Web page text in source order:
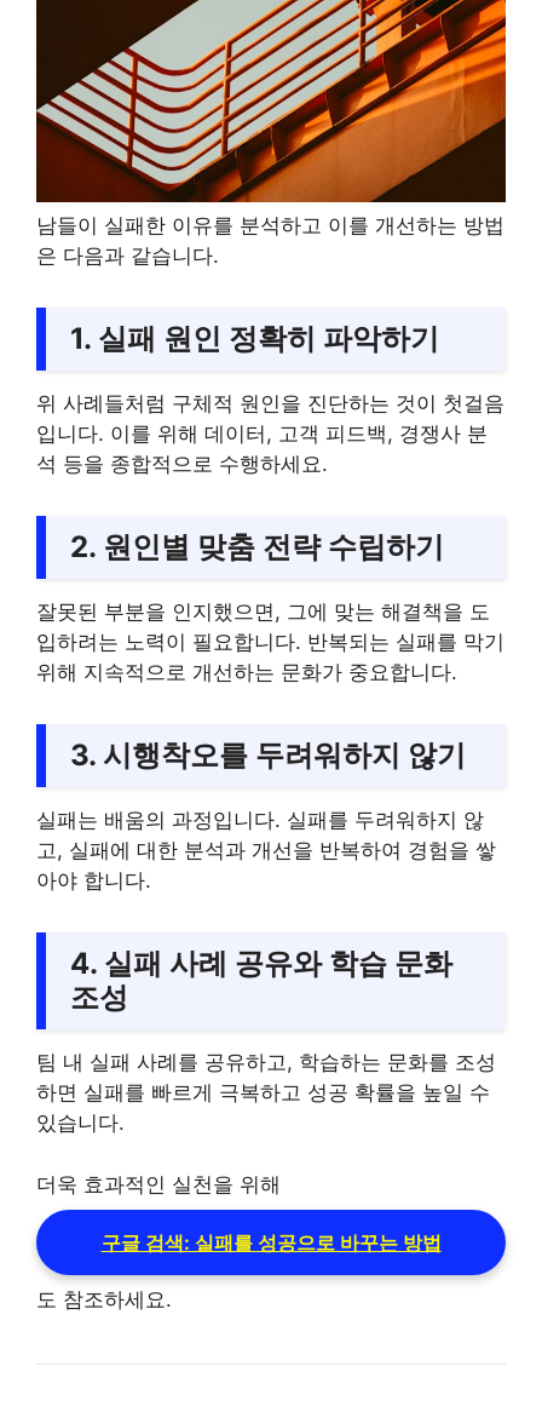
남들이 실패한 이유를 분석하고 이를 개선하는 방법
은 다음과 같습니다.
1. 실패 원인 정확히 파악하기
위 사례들처럼 구체적 원인을 진단하는 것이 첫걸음
입니다. 이를 위해 데이터, 고객 피드백, 경쟁사 분
석 등을 종합적으로 수행하세요.
2. 원인별 맞춤 전략 수립하기
잘못된 부분을 인지했으면, 그에 맞는 해결책을 도
입하려는 노력이 필요합니다. 반복되는 실패를 막기
위해 지속적으로 개선하는 문화가 중요합니다.
3. 시행착오를 두려워하지 않기
실패는 배움의 과정입니다. 실패를 두려워하지 않
고, 실패에 대한 분석과 개선을 반복하여 경험을 쌓
아야 합니다.
4. 실패 사례 공유와 학습 문화
조성
팀 내 실패 사례를 공유하고, 학습하는 문화를 조성
하면 실패를 빠르게 극복하고 성공 확률을 높일 수
있습니다.
더욱 효과적인 실천을 위해
구글 검색: 실패를 성공으로 바꾸는 방법
도 참조하세요.